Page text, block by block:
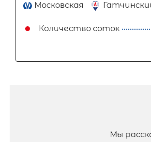
Московская
Количество соток
Мы